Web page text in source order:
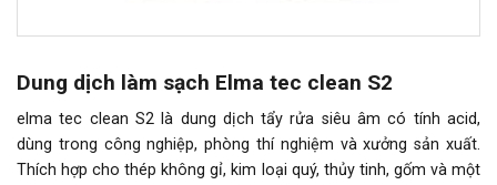
Dung dịch làm sạch Elma tec clean S2
elma tec clean S2 là dung dịch tẩy rửa siêu âm có tính acid,
dùng trong công nghiệp, phòng thí nghiệm và xưởng sản xuất.
Thích hợp cho thép không gỉ, kim loại quý, thủy tinh, gốm và một